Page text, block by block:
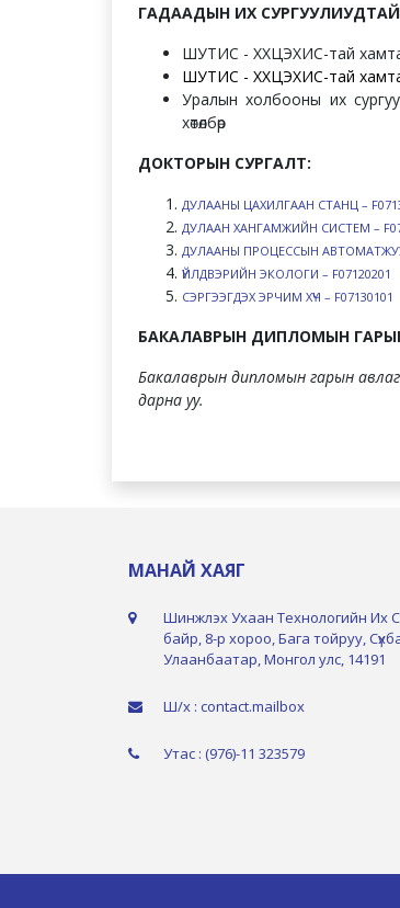
ГАДААДЫН ИХ
ШУТИС - ХХЦЭХИС-тай
ШУТИС - ХХЦЭХИС-тай
Уралын холбооны их
хөтөлбөр
ДОКТОРЫН СУРГАЛТ:
ДУЛААНЫ ЦАХИЛГААН СТАНЦ –
ДУЛААН ХАНГАМЖИЙН СИСТЕМ –
ДУЛААНЫ ПРОЦЕССЫН
ҮЙЛДВЭРИЙН ЭКОЛОГИ – F07120201
СЭРГЭЭГДЭХ ЭРЧИМ ХҮЧ – F07130101
БАКАЛАВРЫН ДИПЛОМЫН
Бакалаврын дипломын гарын
дарна уу.
МАНАЙ ХАЯГ
Шинжлэх Ухаан Технологийн Их
байр, 8-р хороо, Бага тойруу,
Улаанбаатар, Монгол улс, 14191
Ш/х : contact.mailbox
Утас : (976)-11 323579